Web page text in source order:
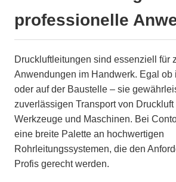
professionelle
Druckluftleitungen sind essenziell für
Anwendungen im Handwerk. Egal ob
oder auf der Baustelle – sie
zuverlässigen Transport von
Werkzeuge und Maschinen. Bei
eine breite Palette an hochwertigen
Rohrleitungssystemen, die den
Profis gerecht werden.